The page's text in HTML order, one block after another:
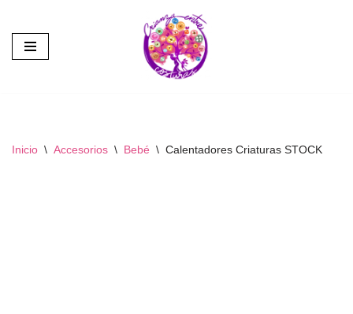
Saltar
al
Inicio \ Accesorios \ Bebé \ Calentadores Criaturas STOCK